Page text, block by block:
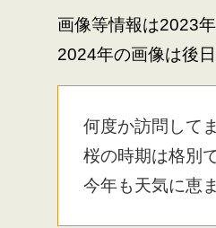
画像等情報は2023年
2024年の画像は後日
何度か訪問して
桜の時期は格別で
今年も天気に恵